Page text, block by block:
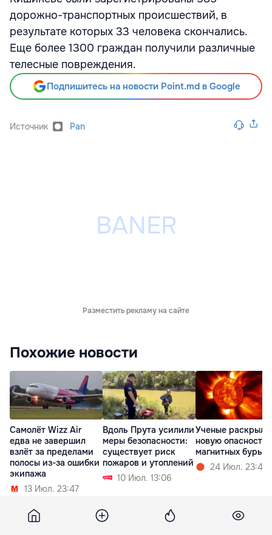
дорожно-транспортных происшествий, в
результате которых 33 человека скончались.
Еще более 1300 граждан получили различные
телесные повреждения.
Подпишитесь на новости Point.md в Google
Источник Pan
Разместить рекламу на сайте
Похожие новости
Самолёт Wizz Air
едва не завершил
взлёт за пределами
полосы из-за ошибки
экипажа
13 Июл. 23:47
Вдоль Прута усилили
меры безопасности:
существует риск
пожаров и утоплений
10 Июл. 13:06
Ученые раскрыли
новую опасность
магнитных бурь
24 Июл. 23:47